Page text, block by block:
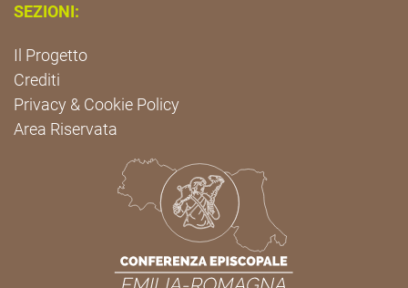
SEZIONI:
Il Progetto
Crediti
Privacy & Cookie Policy
Area Riservata